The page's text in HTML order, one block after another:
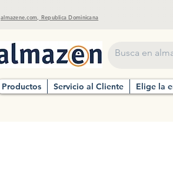
almazene.com, Republica Dominicana
Productos Servicio al Cliente Elige la